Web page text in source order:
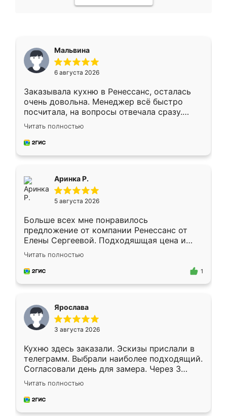
Мальвина
6 августа 2026
Заказывала кухню в Ренессанс, осталась
очень довольна. Менеджер всё быстро
посчитала, на вопросы отвечала сразу.
Замерщик приехал в субботу, подошёл к
делу со всей ответственностью. Собрали
за день, ребята работали аккуратно, даже
Читать полностью
Аринка Р.
5 августа 2026
Больше всех мне понравилось
предложение от компании Ренессанс от
Елены Сергеевой. Подходяшщая цена и
короткие сроки изготовления. Приехавший
для замера сотрудник Владислав
предложил по моему эскизу самый
Читать полностью
1
Ярослава
3 августа 2026
Кухню здесь заказали. Эскизы прислали в
телеграмм. Выбрали наиболее подходящий.
Согласовали день для замера. Через 3
недели кухня была уже готова. Остались
довольны работой. Спасибо Ренессанс
мебель за качественную работу!
Читать полностью